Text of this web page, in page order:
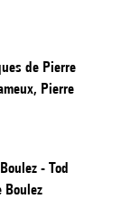
de Pierre
Pierre
- Tod
Boulez